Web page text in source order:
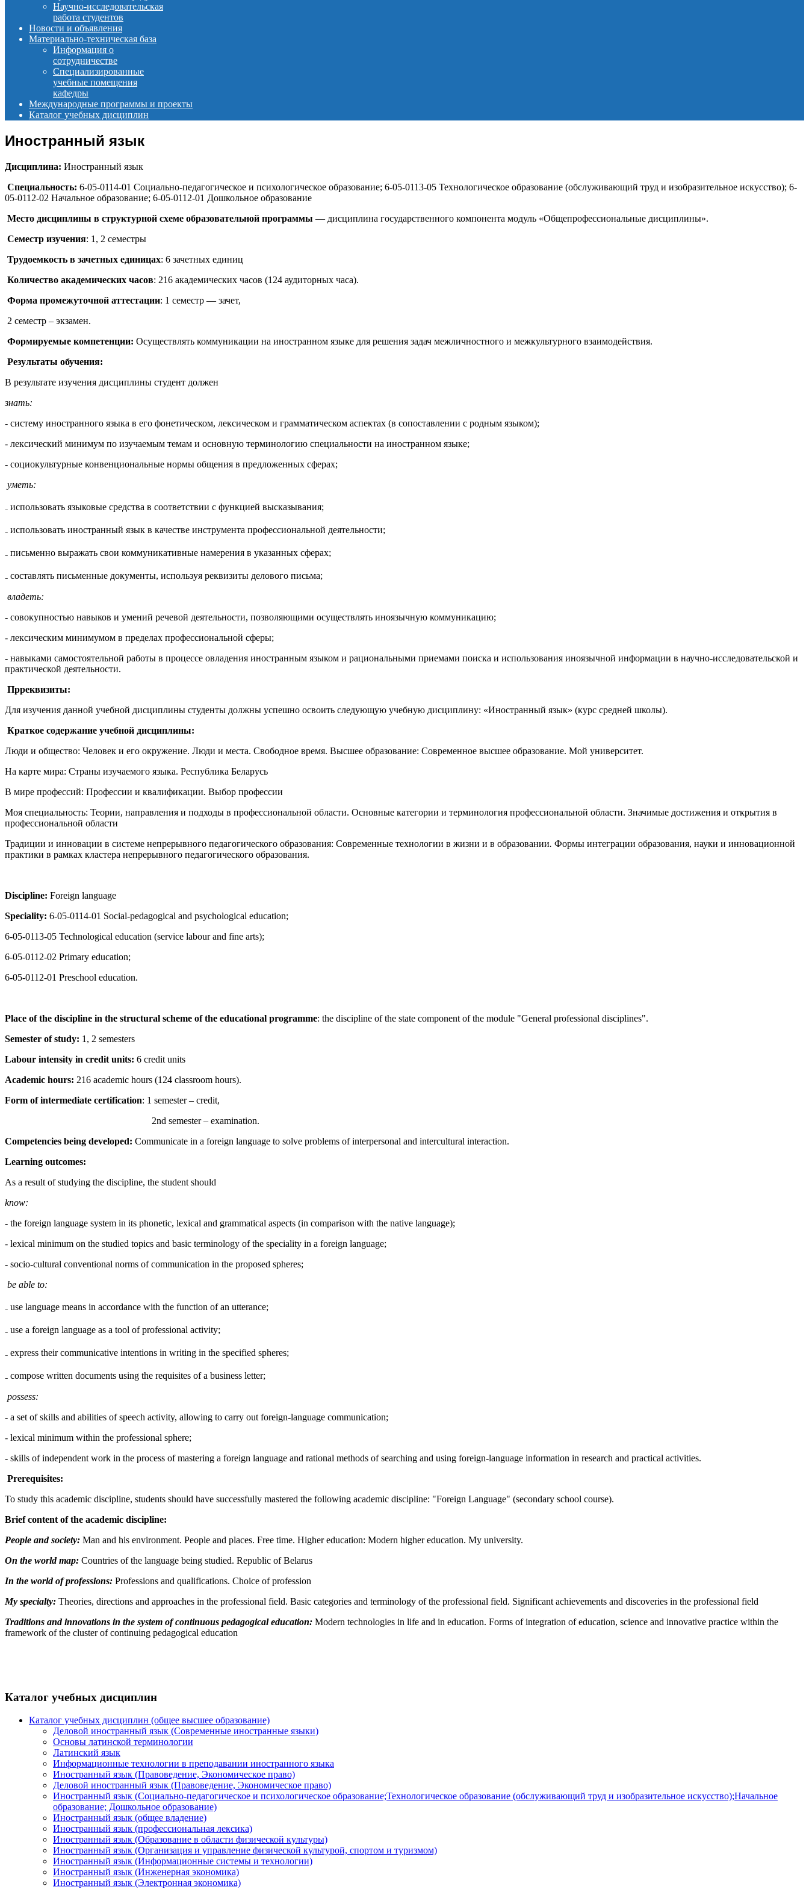
Научно-исследовательская
работа студентов
Новости и объявления
Материально-техническая база
Информация о
сотрудничестве
Специализированные
учебные помещения
кафедры
Международные программы и проекты
Каталог учебных дисциплин
Иностранный язык
Дисциплина: Иностранный язык
Специальность: 6-05-0114-01 Социально-педагогическое и психологическое образование; 6-05-0113-05 Технологическое образование (обслуживающий труд и изобразительное искусство); 6-
05-0112-02 Начальное образование; 6-05-0112-01 Дошкольное образование
Место дисциплины в структурной схеме образовательной программы — дисциплина государственного компонента модуль «Общепрофессиональные дисциплины».
Семестр изучения: 1, 2 семестры
Трудоемкость в зачетных единицах: 6 зачетных единиц
Количество академических часов: 216 академических часов (124 аудиторных часа).
Форма промежуточной аттестации: 1 семестр — зачет,
2 семестр – экзамен.
Формируемые компетенции: Осуществлять коммуникации на иностранном языке для решения задач межличностного и межкультурного взаимодействия.
Результаты обучения:
В результате изучения дисциплины студент должен
знать:
- систему иностранного языка в его фонетическом, лексическом и грамматическом аспектах (в сопоставлении с родным языком);
- лексический минимум по изучаемым темам и основную терминологию специальности на иностранном языке;
- социокультурные конвенциональные нормы общения в предложенных сферах;
уметь:
₋ использовать языковые средства в соответствии с функцией высказывания;
₋ использовать иностранный язык в качестве инструмента профессиональной деятельности;
₋ письменно выражать свои коммуникативные намерения в указанных сферах;
₋ составлять письменные документы, используя реквизиты делового письма;
владеть:
- совокупностью навыков и умений речевой деятельности, позволяющими осуществлять иноязычную коммуникацию;
- лексическим минимумом в пределах профессиональной сферы;
- навыками самостоятельной работы в процессе овладения иностранным языком и рациональными приемами поиска и использования иноязычной информации в научно-исследовательской и
практической деятельности.
Прреквизиты:
Для изучения данной учебной дисциплины студенты должны успешно освоить следующую учебную дисциплину: «Иностранный язык» (курс средней школы).
Краткое содержание учебной дисциплины:
Люди и общество: Человек и его окружение. Люди и места. Свободное время. Высшее образование: Современное высшее образование. Мой университет.
На карте мира: Страны изучаемого языка. Республика Беларусь
В мире профессий: Профессии и квалификации. Выбор профессии
Моя специальность: Теории, направления и подходы в профессиональной области. Основные категории и терминология профессиональной области. Значимые достижения и открытия в
профессиональной области
Традиции и инновации в системе непрерывного педагогического образования: Современные технологии в жизни и в образовании. Формы интеграции образования, науки и инновационной
практики в рамках кластера непрерывного педагогического образования.
Discipline: Foreign language
Speciality: 6-05-0114-01 Social-pedagogical and psychological education;
6-05-0113-05 Technological education (service labour and fine arts);
6-05-0112-02 Primary education;
6-05-0112-01 Preschool education.
Place of the discipline in the structural scheme of the educational programme: the discipline of the state component of the module "General professional disciplines".
Semester of study: 1, 2 semesters
Labour intensity in credit units: 6 credit units
Academic hours: 216 academic hours (124 classroom hours).
Form of intermediate certification: 1 semester – credit,
2nd semester – examination.
Competencies being developed: Communicate in a foreign language to solve problems of interpersonal and intercultural interaction.
Learning outcomes:
As a result of studying the discipline, the student should
know:
- the foreign language system in its phonetic, lexical and grammatical aspects (in comparison with the native language);
- lexical minimum on the studied topics and basic terminology of the speciality in a foreign language;
- socio-cultural conventional norms of communication in the proposed spheres;
be able to:
₋ use language means in accordance with the function of an utterance;
₋ use a foreign language as a tool of professional activity;
₋ express their communicative intentions in writing in the specified spheres;
₋ compose written documents using the requisites of a business letter;
possess:
- a set of skills and abilities of speech activity, allowing to carry out foreign-language communication;
- lexical minimum within the professional sphere;
- skills of independent work in the process of mastering a foreign language and rational methods of searching and using foreign-language information in research and practical activities.
Prerequisites:
To study this academic discipline, students should have successfully mastered the following academic discipline: "Foreign Language" (secondary school course).
Brief content of the academic discipline:
People and society: Man and his environment. People and places. Free time. Higher education: Modern higher education. My university.
On the world map: Countries of the language being studied. Republic of Belarus
In the world of professions: Professions and qualifications. Choice of profession
My specialty: Theories, directions and approaches in the professional field. Basic categories and terminology of the professional field. Significant achievements and discoveries in the professional field
Traditions and innovations in the system of continuous pedagogical education: Modern technologies in life and in education. Forms of integration of education, science and innovative practice within the
framework of the cluster of continuing pedagogical education
Каталог учебных дисциплин
Каталог учебных дисциплин (общее высшее образование)
Деловой иностранный язык (Современные иностранные языки)
Основы латинской терминологии
Латинский язык
Информационные технологии в преподавании иностранного языка
Иностранный язык (Правоведение, Экономическое право)
Деловой иностранный язык (Правоведение, Экономическое право)
Иностранный язык (Социально-педагогическое и психологическое образование;Технологическое образование (обслуживающий труд и изобразительное искусство);Начальное
образование; Дошкольное образование)
Иностранный язык (общее владение)
Иностранный язык (профессиональная лексика)
Иностранный язык (Образование в области физической культуры)
Иностранный язык (Организация и управление физической культурой, спортом и туризмом)
Иностранный язык (Информационные системы и технологии)
Иностранный язык (Инженерная экономика)
Иностранный язык (Электронная экономика)